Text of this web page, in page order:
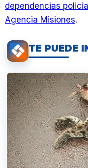
dependencias
Agencia Misiones.
TE PUEDE